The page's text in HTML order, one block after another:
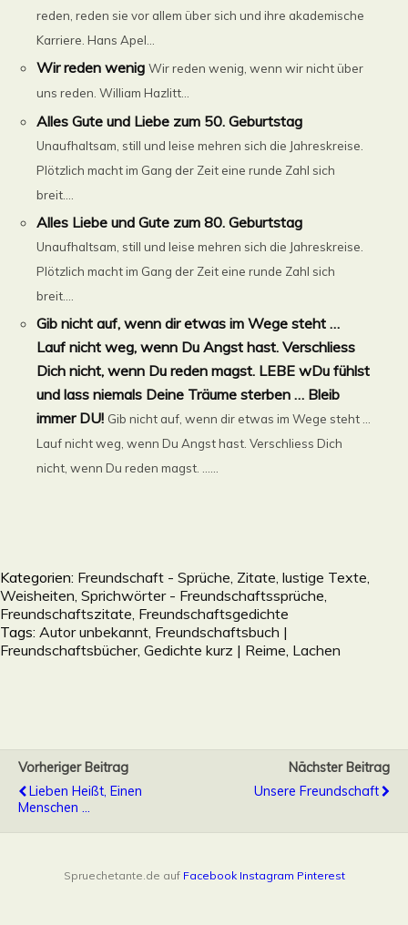
reden, reden sie vor allem über sich und ihre akademische
Karriere. Hans Apel...
Wir reden wenig Wir reden wenig, wenn wir nicht über
uns reden. William Hazlitt...
Alles Gute und Liebe zum 50. Geburtstag
Unaufhaltsam, still und leise mehren sich die Jahreskreise.
Plötzlich macht im Gang der Zeit eine runde Zahl sich
breit....
Alles Liebe und Gute zum 80. Geburtstag
Unaufhaltsam, still und leise mehren sich die Jahreskreise.
Plötzlich macht im Gang der Zeit eine runde Zahl sich
breit....
Gib nicht auf, wenn dir etwas im Wege steht …
Lauf nicht weg, wenn Du Angst hast. Verschliess
Dich nicht, wenn Du reden magst. LEBE wDu fühlst
und lass niemals Deine Träume sterben … Bleib
immer DU! Gib nicht auf, wenn dir etwas im Wege steht …
Lauf nicht weg, wenn Du Angst hast. Verschliess Dich
nicht, wenn Du reden magst. ......
Kategorien: Freundschaft - Sprüche, Zitate, lustige Texte,
Weisheiten, Sprichwörter - Freundschaftssprüche,
Freundschaftszitate, Freundschaftsgedichte
Tags: Autor unbekannt Freundschaftsbuch |
Freundschaftsbücher, Gedichte kurz | Reime Lachen
Vorheriger Beitrag
Lieben Heißt, Einen
Menschen ...
Nächster Beitrag
Unsere Freundschaft
Spruechetante.de auf Facebook Instagram Pinterest